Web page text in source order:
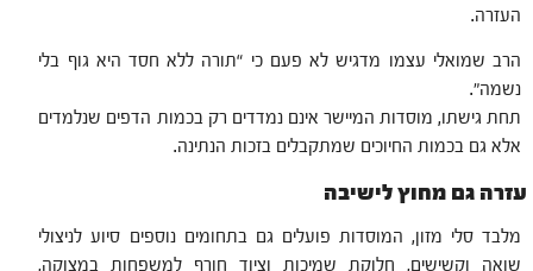
העזרה.
הרב שמואלי עצמו מדגיש לא פעם כי “תורה ללא חסד היא גוף בלי
נשמה”.
תחת גישתו, מוסדות המיישר אינם נמדדים רק בכמות הדפים שנלמדים
אלא גם בכמות החיוכים שמתקבלים בזכות הנתינה.
עזרה גם מחוץ לישיבה
מלבד סלי מזון, המוסדות פועלים גם בתחומים נוספים סיוע לניצולי
שואה וקשישים, חלוקת שמיכות וציוד חורף למשפחות במצוקה,